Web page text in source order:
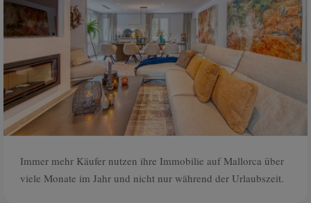
Immer mehr Käufer nutzen ihre Immobilie auf Mallorca über
viele Monate im Jahr und nicht nur während der Urlaubszeit.